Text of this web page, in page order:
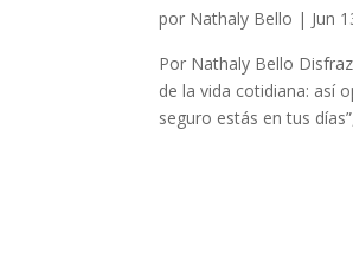
por Nathaly Bello | Jun
Por Nathaly Bello
de la vida cotidiana: así
seguro estás en tus